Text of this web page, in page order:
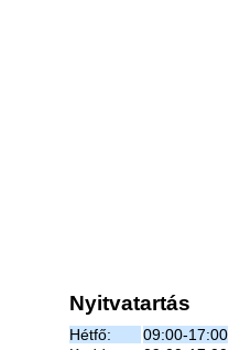
Nyitvatartás
Hétfő:
09:00-17:00